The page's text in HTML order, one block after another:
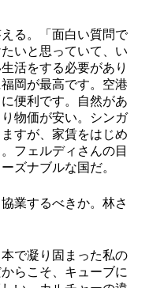
る。「面白い質問で
いと思っていて、い
活をする必要があり
岡が最高です。空港
便利です。自然があ
物価が安い。シンガ
すが、家賃をはじめ
フェルディさんの目
ズナブルな国だ。
業するべきか。林さ
で凝り固まった私の
らこそ、キューブに